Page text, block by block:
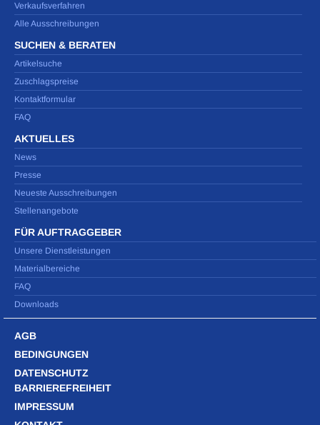
Verkaufsverfahren
Alle Ausschreibungen
SUCHEN & BERATEN
Artikelsuche
Zuschlagspreise
Kontaktformular
FAQ
AKTUELLES
News
Presse
Neueste Ausschreibungen
Stellenangebote
FÜR AUFTRAGGEBER
Unsere Dienstleistungen
Materialbereiche
FAQ
Downloads
AGB
BEDINGUNGEN
DATENSCHUTZ
BARRIEREFREIHEIT
IMPRESSUM